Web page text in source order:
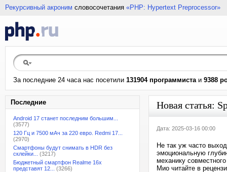
Рекурсивный акроним словосочетания «PHP: Hypertext Preprocessor»
За последние 24 часа нас посетили 131904 программистаи 9388
Последние
Android 17 станет последним большим...
(3577)
120 Гц и 7500 мАч за 220 евро. Redmi 17...
(2970)
Смартфоны будут снимать в HDR без
склейки...
(3217)
Бюджетный смартфон Realme 16x
представят 12...
(3266)
Новая статья:
Дата: 2025-03-16 00:00
Не так уж часто
эмоциональную
механику
Мио читайте в